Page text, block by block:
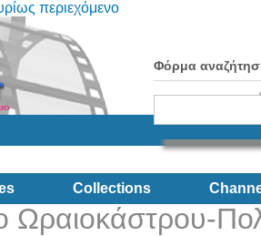
περιεχόμενο
Φόρμα
Collections
Ωραιοκάστρου-